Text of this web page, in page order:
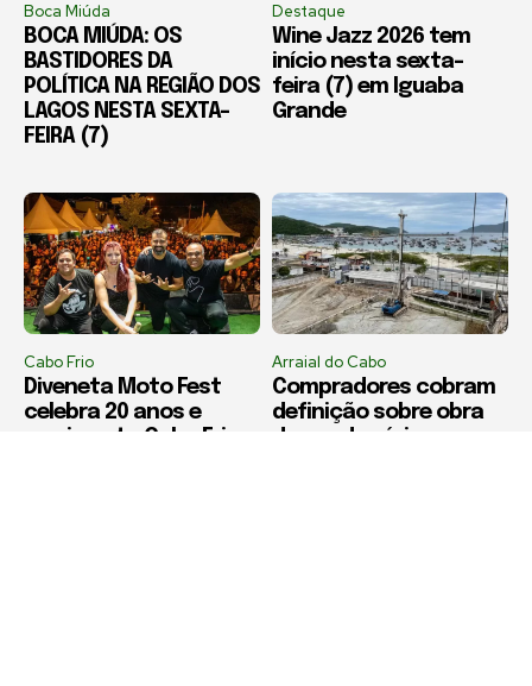
Boca Miúda
BOCA MIÚDA: OS
BASTIDORES DA
POLÍTICA NA REGIÃO DOS
LAGOS NESTA SEXTA-
FEIRA (7)
Destaque
Wine Jazz 2026 tem
início nesta sexta-
feira (7) em Iguaba
Grande
Cabo Frio
Diveneta Moto Fest
celebra 20 anos e
movimenta Cabo Frio a
Arraial do Cabo
Compradores cobram
definição sobre obra
de condomínio em